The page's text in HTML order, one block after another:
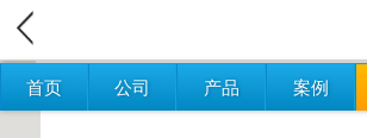
首页 公司 产品 案例